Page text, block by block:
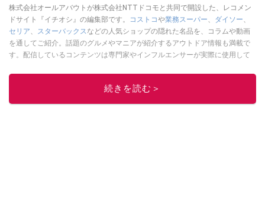
株式会社オールアバウトが株式会社NTTドコモと共同で開設した、レコメン
ドサイト『イチオシ』の編集部です。
コストコや業務スーパー、 ダイソー、
セリア、 スターバックスなどの人気ショップの隠れた名品を、コラムや動画
を通してご紹介。話題のグルメやマニアが紹介するアウトドア情報も満載で
す。配信しているコンテンツは専門家やインフルエンサーが実際に使用して
ニュースでフォロー
続きを読む＞